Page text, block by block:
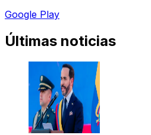
Google Play
Últimas noticias